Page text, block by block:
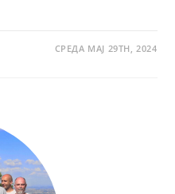
СРЕДА МАЈ 29TH, 2024